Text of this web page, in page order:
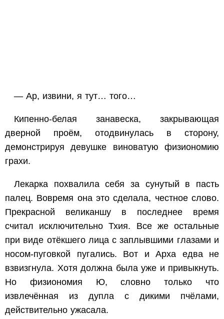
— Ар, извини, я тут… того…
Кипенно-белая занавеска, закрывающая
дверной проём, отодвинулась в сторону,
демонстрируя девушке виноватую физиономию
грахи.
Лекарка похвалила себя за сунутый в пасть
палец. Вовремя она это сделала, честное слово.
Прекрасной великаншу в последнее время
считал исключительно Тхия. Все же остальные
при виде отёкшего лица с заплывшими глазами и
носом-пуговкой пугались. Вот и Арха едва не
взвизгнула. Хотя должна была уже и привыкнуть.
Но физиономия Ю, словно только что
извлечённая из дупла с дикими пчёлами,
действительно ужасала.